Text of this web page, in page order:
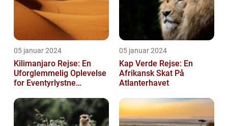
05 januar 2024
Kilimanjaro Rejse: En
Uforglemmelig Oplevelse
for Eventyrlystne
05 januar 2024
Kap Verde Rejse: En
Afrikansk Skat På
Atlanterhavet